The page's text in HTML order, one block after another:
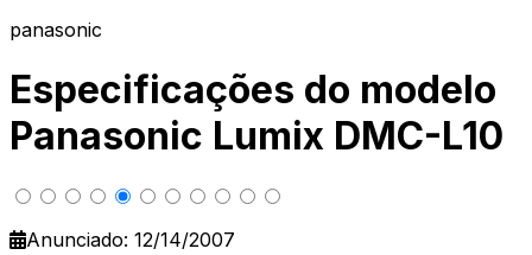
panasonic
Especificações do modelo
Panasonic Lumix DMC-L10
Anunciado: 12/14/2007